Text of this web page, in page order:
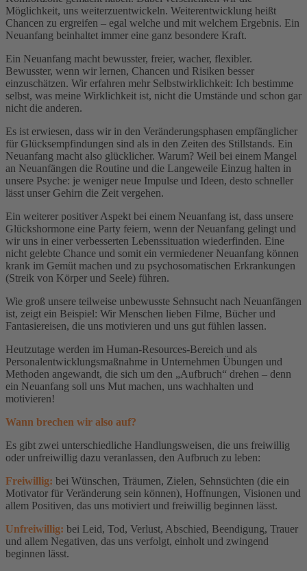
Möglichkeit, uns weiterzuentwickeln. Weiterentwicklung heißt
Chancen zu ergreifen – egal welche und mit welchem Ergebnis. Ein
Neuanfang beinhaltet immer eine ganz besondere Kraft.
Ein Neuanfang macht bewusster, freier, wacher, flexibler.
Bewusster, wenn wir lernen, Chancen und Risiken besser
einzuschätzen. Wir erfahren mehr Selbstwirklichkeit: Ich bestimme
selbst, was meine Wirklichkeit ist, nicht die Umstände und schon gar
nicht die anderen.
Es ist erwiesen, dass wir in den Veränderungsphasen empfänglicher
für Glücksempfindungen sind als in den Zeiten des Stillstands. Ein
Neuanfang macht also glücklicher. Warum? Weil bei einem Mangel
an Neuanfängen die Routine und die Langeweile Einzug halten in
unsere Psyche: je weniger neue Impulse und Ideen, desto schneller
lässt unser Gehirn die Zeit vergehen.
Ein weiterer positiver Aspekt bei einem Neuanfang ist, dass unsere
Glückshormone eine Party feiern, wenn der Neuanfang gelingt und
wir uns in einer verbesserten Lebenssituation wiederfinden. Eine
nicht gelebte Chance und somit ein vermiedener Neuanfang können
krank im Gemüt machen und zu psychosomatischen Erkrankungen
(Streik von Körper und Seele) führen.
Wie groß unsere teilweise unbewusste Sehnsucht nach Neuanfängen
ist, zeigt ein Beispiel: Wir Menschen lieben Filme, Bücher und
Fantasiereisen, die uns motivieren und uns gut fühlen lassen.
Heutzutage werden im Human-Resources-Bereich und als
Personalentwicklungsmaßnahme in Unternehmen Übungen und
Methoden angewandt, die sich um den „Aufbruch“ drehen – denn
ein Neuanfang soll uns Mut machen, uns wachhalten und
motivieren!
Wann brechen wir also auf?
Es gibt zwei unterschiedliche Handlungsweisen, die uns freiwillig
oder unfreiwillig dazu veranlassen, den Aufbruch zu leben:
Freiwillig: bei Wünschen, Träumen, Zielen, Sehnsüchten (die ein
Motivator für Veränderung sein können), Hoffnungen, Visionen und
allem Positiven, das uns motiviert und freiwillig beginnen lässt.
Unfreiwillig: bei Leid, Tod, Verlust, Abschied, Beendigung, Trauer
und allem Negativen, das uns verfolgt, einholt und zwingend
beginnen lässt.